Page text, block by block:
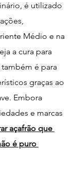
é utilizado
Médio e na
a cura para
também é para
graças ao
Embora
e marcas
açafrão que
é puro